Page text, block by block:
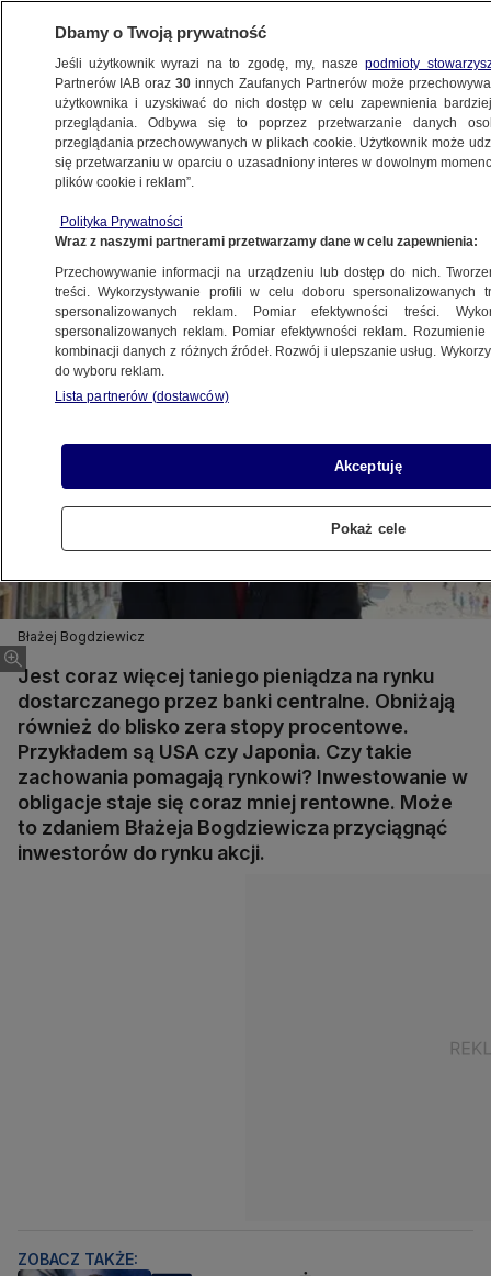
BIZNES
Z KRAJU
9.05.2013, 16:37
Udostępnij
Błażej Bogdziewicz
Jest coraz więcej taniego pieniądza na rynku
dostarczanego przez banki centralne. Obniżają
również do blisko zera stopy procentowe.
Przykładem są USA czy Japonia. Czy takie
zachowania pomagają rynkowi? Inwestowanie w
obligacje staje się coraz mniej rentowne. Może
to zdaniem Błażeja Bogdziewicza przyciągnąć
inwestorów do rynku akcji.
ZOBACZ TAKŻE:
Dbamy o Twoją prywatność
Jeśli użytkownik wyrazi na to zgodę, my, naszepodmioty
Partnerów IAB oraz30 innych Zaufanych Partnerów może
użytkownika i uzyskiwać do nich dostęp w celu zapewnienia
przeglądania. Odbywa się to poprzez przetwarzanie danych
przeglądania przechowywanych w plikach cookie. Użytkownik może
się przetwarzaniu w oparciu o uzasadniony interes w dowolnym
plików cookie i reklam”.
Polityka Prywatności
Wraz z naszymi partnerami przetwarzamy dane w celu zapewnienia:
Przechowywanie informacji na urządzeniu lub dostęp do nich.
treści. Wykorzystywanie profili w celu doboru spersonalizowanych
spersonalizowanych reklam. Pomiar efektywności treści.
spersonalizowanych reklam. Pomiar efektywności reklam.
kombinacji danych z różnych źródeł. Rozwój i ulepszanie usług.
do wyboru reklam.
Lista partnerów (dostawców)
Akceptuję
Pokaż cele